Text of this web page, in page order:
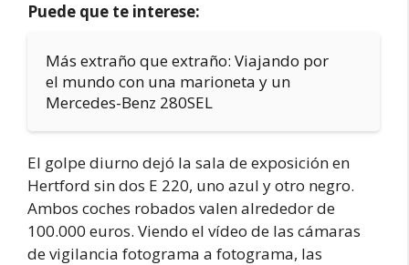
Puede que te interese:
Más extraño que extraño: Viajando por
el mundo con una marioneta y un
Mercedes-Benz 280SEL
El golpe diurno dejó la sala de exposición en
Hertford sin dos E 220, uno azul y otro negro.
Ambos coches robados valen alrededor de
100.000 euros. Viendo el vídeo de las cámaras
de vigilancia fotograma a fotograma, las